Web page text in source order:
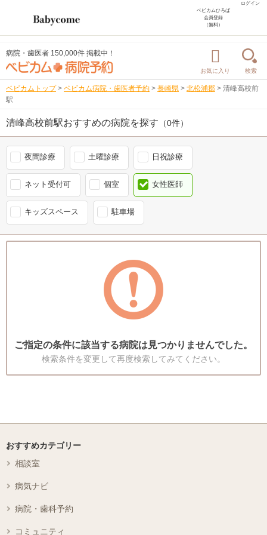
ログイン
ベビカムひろば
会員登録
（無料）
病院・歯医者 150,000件 掲載中！
お気に入り 検索
ベビカムトップ > ベビカム病院・歯医者予約 > 長崎県 > 北松浦郡 > 清峰高校前
駅
清峰高校前駅おすすめの病院を探す （0件）
夜間診療 土曜診療 日祝診療
ネット受付可 個室 女性医師
キッズスペース 駐車場
ご指定の条件に該当する病院は見つかりませんでした。
検索条件を変更して再度検索してみてください。
おすすめカテゴリー
相談室
病気ナビ
病院・歯科予約
コミュニティ